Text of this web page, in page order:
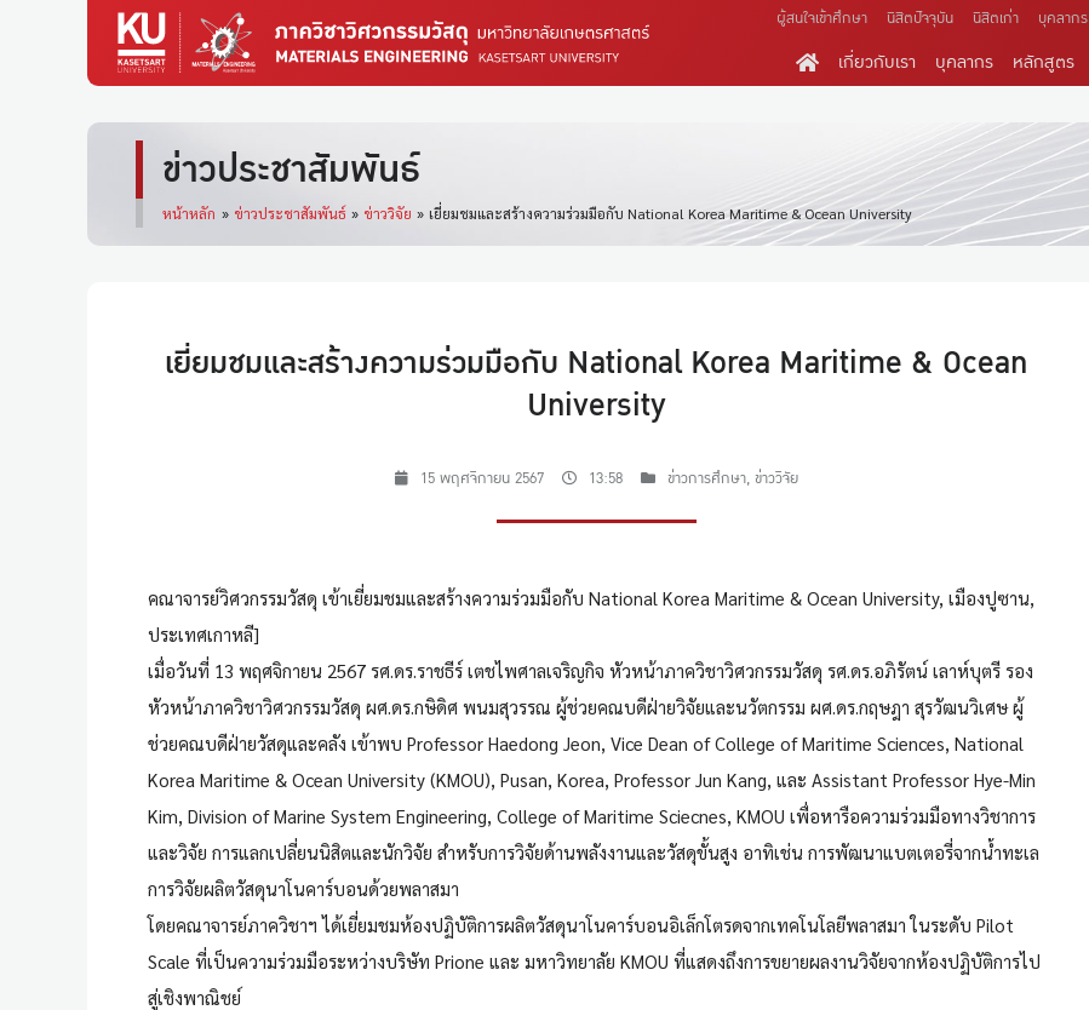
ผู้สนใจเข้าศึกษา นิสิตปัจจุบัน นิสิตเก่า บุคลากร
เกี่ยวกับเรา บุคลากร หลักสูตร
ข่าวประชาสัมพันธ์
หน้าหลัก » ข่าวประชาสัมพันธ์ » ข่าววิจัย » เยี่ยมชมและสร้างความร่วมมือกับ National Korea Maritime & Ocean University
เยี่ยมชมและสร้างความร่วมมือกับ National Korea Maritime & Ocean
University
15 พฤศจิกายน 2567 13:58 ข่าวการศึกษา, ข่าววิจัย
คณาจารย์วิศวกรรมวัสดุ เข้าเยี่ยมชมและสร้างความร่วมมือกับ National Korea Maritime & Ocean University, เมืองปูซาน,
ประเทศเกาหลี]
เมื่อวันที่ 13 พฤศจิกายน 2567 รศ.ดร.ราชธีร์ เตชไพศาลเจริญกิจ หัวหน้าภาควิชาวิศวกรรมวัสดุ รศ.ดร.อภิรัตน์ เลาห์บุตรี รอง
หัวหน้าภาควิชาวิศวกรรมวัสดุ ผศ.ดร.กษิดิศ พนมสุวรรณ ผู้ช่วยคณบดีฝ่ายวิจัยและนวัตกรรม ผศ.ดร.กฤษฎา สุรวัฒนวิเศษ ผู้
ช่วยคณบดีฝ่ายวัสดุและคลัง เข้าพบ Professor Haedong Jeon, Vice Dean of College of Maritime Sciences, National
Korea Maritime & Ocean University (KMOU), Pusan, Korea, Professor Jun Kang, และ Assistant Professor Hye-Min
Kim, Division of Marine System Engineering, College of Maritime Sciecnes, KMOU เพื่อหารือความร่วมมือทางวิชาการ
และวิจัย การแลกเปลี่ยนนิสิตและนักวิจัย สำหรับการวิจัยด้านพลังงานและวัสดุขั้นสูง อาทิเช่น การพัฒนาแบตเตอรี่จากน้ำทะเล
การวิจัยผลิตวัสดุนาโนคาร์บอนด้วยพลาสมา
โดยคณาจารย์ภาควิชาฯ ได้เยี่ยมชมห้องปฏิบัติการผลิตวัสดุนาโนคาร์บอนอิเล็กโตรดจากเทคโนโลยีพลาสมา ในระดับ Pilot
Scale ที่เป็นความร่วมมือระหว่างบริษัท Prione และ มหาวิทยาลัย KMOU ที่แสดงถึงการขยายผลงานวิจัยจากห้องปฏิบัติการไป
สู่เชิงพาณิชย์